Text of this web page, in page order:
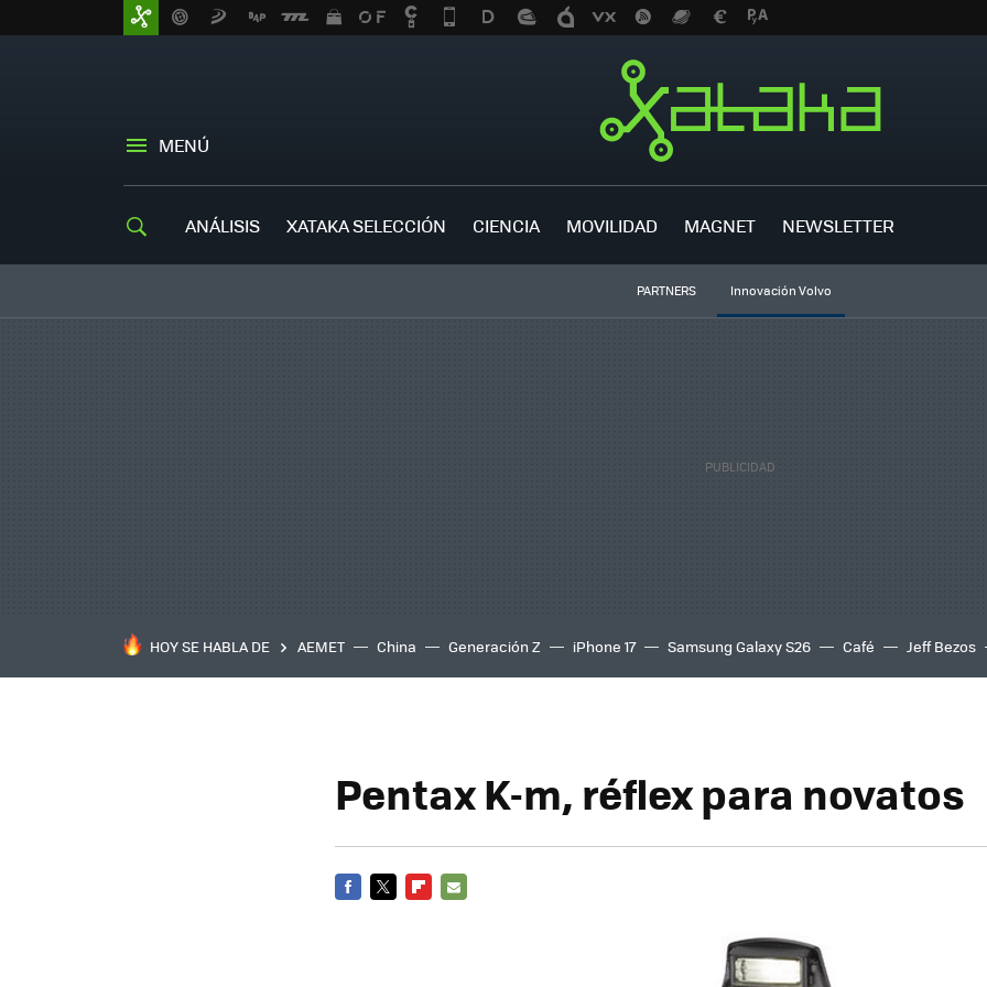
MENÚ
ANÁLISIS XATAKA SELECCIÓN CIENCIA MOVILIDAD MAGNET NEWSLETTER
PARTNERS Innovación Volvo
HOY SE HABLA DE AEMET China Generación Z iPhone 17 Samsung Galaxy S26 Café Jeff Bezos
Pentax K-m, réflex para novatos